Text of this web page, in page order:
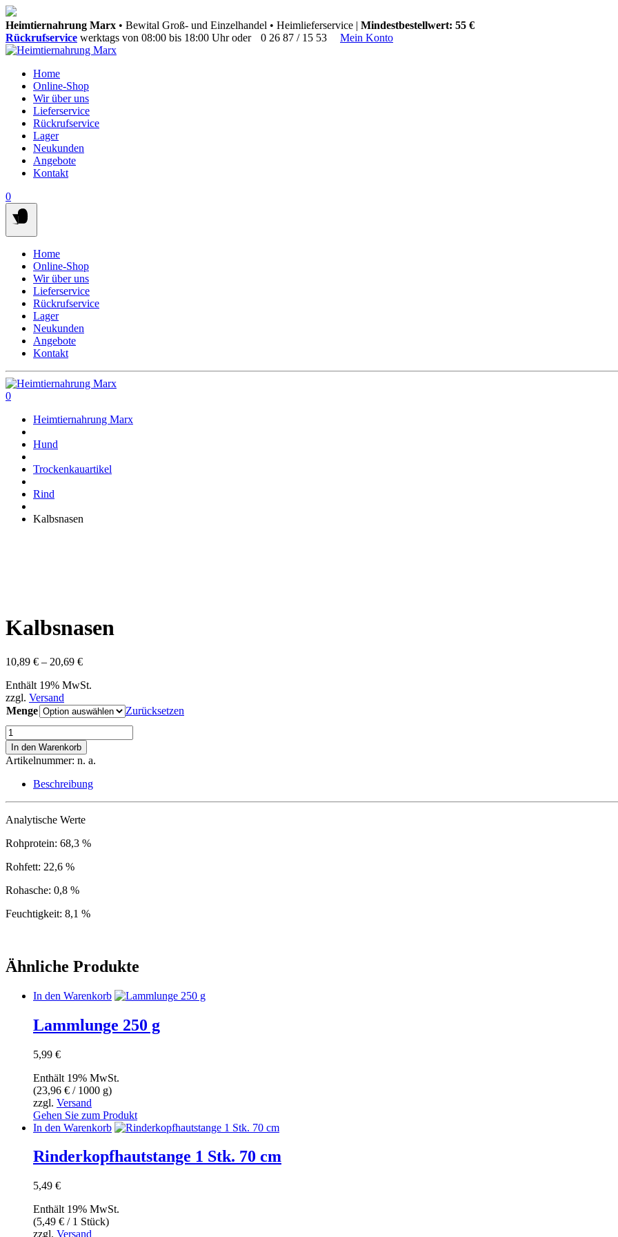
Springen
Sie
zum
Heimtiernahrung Marx • Bewital Groß- und Einzelhandel • Heimlieferservice | Mindestbestellwert: 55 €
Rückrufservice werktags von 08:00 bis 18:00 Uhr oder 0 26 87 / 15 53 Mein Konto
Home
Online-Shop
Wir über uns
Lieferservice
Rückrufservice
Lager
Neukunden
Angebote
Kontakt
0
Home
Online-Shop
Wir über uns
Lieferservice
Rückrufservice
Lager
Neukunden
Angebote
Kontakt
0
Heimtiernahrung Marx
Hund
Trockenkauartikel
Rind
Kalbsnasen
Kalbsnasen
10,89 € – 20,69 €Preisspanne:
bis
Enthält 19% MwSt.
zzgl. Versand
Menge
Zurücksetzen
Kalbsnasen
Menge
In den Warenkorb
Artikelnummer: n. a.
Beschreibung
Analytische Werte
Rohprotein: 68,3 %
Rohfett: 22,6 %
Rohasche: 0,8 %
Feuchtigkeit: 8,1 %
Ähnliche Produkte
In den Warenkorb
Lammlunge 250 g
5,99 €
Enthält 19% MwSt.
(23,96 € / 1000 g)
zzgl. Versand
Gehen Sie zum Produkt
In den Warenkorb
Rinderkopfhautstange 1 Stk. 70 cm
5,49 €
Enthält 19% MwSt.
(5,49 € / 1 Stück)
zzgl. Versand